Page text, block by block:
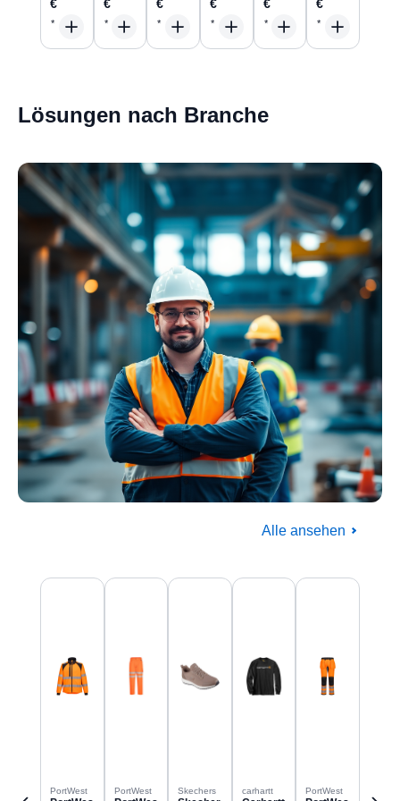
€ € € € € €
Lösungen nach Branche
Alle ansehen
Produktgalerie überspringen
PortWest PortWest Skechers carhartt PortWest